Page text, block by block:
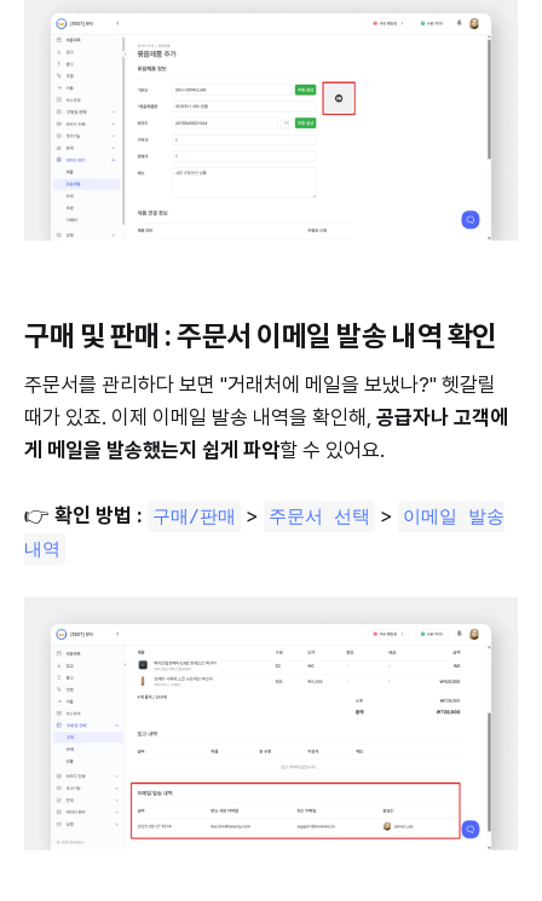
구매 및 판매 : 주문서 이메일 발송 내역 확인
주문서를 관리하다 보면 "거래처에 메일을 보냈나?" 헷갈릴
때가 있죠. 이제 이메일 발송 내역을 확인해, 공급자나 고객에
게 메일을 발송했는지 쉽게 파악할 수 있어요.
👉 확인 방법 : 구매/판매 > 주문서 선택 > 이메일 발송
내역